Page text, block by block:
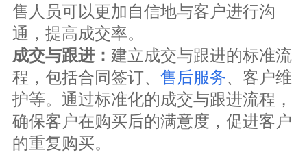
售人员可以更加自信地与客户进行沟
通，提高成交率。
成交与跟进： 建立成交与跟进的标准流
程，包括合同签订、 售后服务、客户维
护等。通过标准化的成交与跟进流程，
确保客户在购买后的满意度，促进客户
的重复购买。